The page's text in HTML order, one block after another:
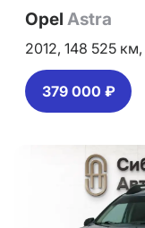
Opel Astra
2012, 148 525 км,
379 000 ₽